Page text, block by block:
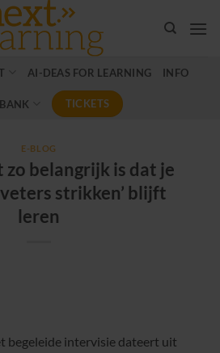
AI-DEAS FOR LEARNING INFO
TICKETS
E-BLOG
belangrijk is dat je
strikken’ blijft
leren
begeleide intervisie dateert uit